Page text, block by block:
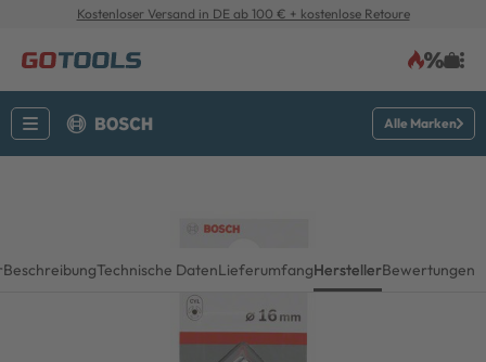
Kostenloser Versand in DE ab 100 € + kostenlose Retoure
Alle Marken
BeschreibungTechnische DatenLieferumfangHerstellerBewertungen